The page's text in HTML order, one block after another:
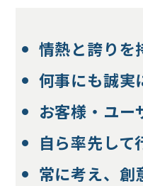
情熱と誇りを
何事にも誠実
お客様・ユー
自ら率先して
常に考え、創